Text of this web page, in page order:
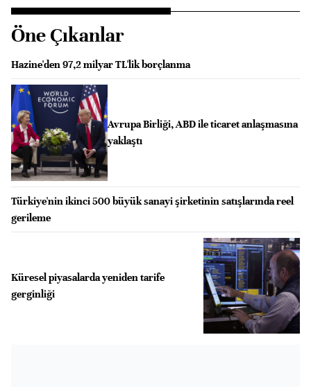
Öne Çıkanlar
Hazine'den 97,2 milyar TL'lik borçlanma
Avrupa Birliği, ABD ile ticaret anlaşmasına
yaklaştı
Türkiye'nin ikinci 500 büyük sanayi şirketinin satışlarında reel
gerileme
Küresel piyasalarda yeniden tarife
gerginliği